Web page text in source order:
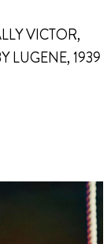
VICTOR,
LUGENE, 1939